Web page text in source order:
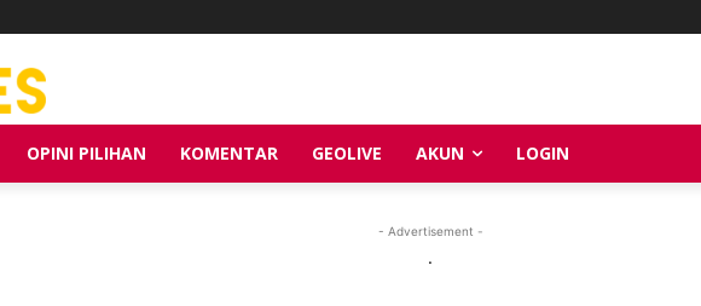
OPINI PILIHAN KOMENTAR GEOLIVE AKUN LOGIN
- Advertisement -
.